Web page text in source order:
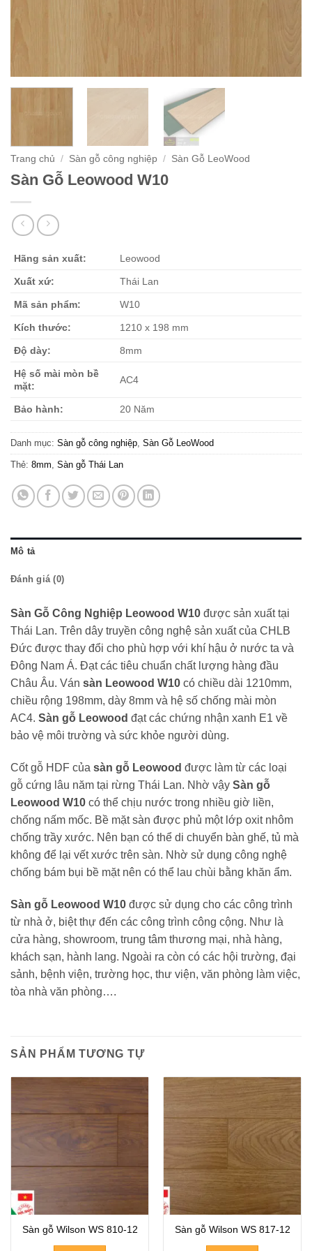
Trang chủ / Sàn gỗ công nghiệp / Sàn Gỗ LeoWood
Sàn Gỗ Leowood W10
Hãng sản xuất: Leowood
Xuất xứ: Thái Lan
Mã sản phẩm: W10
Kích thước: 1210 x 198 mm
Độ dày: 8mm
Hệ số mài mòn bề
mặt:
AC4
Bảo hành: 20 Năm
Danh mục: Sàn gỗ công nghiệp, Sàn Gỗ LeoWood
Thẻ: 8mm, Sàn gỗ Thái Lan
Mô tả
Đánh giá (0)
Sàn Gỗ Công Nghiệp Leowood W10 được sản xuất tại
Thái Lan. Trên dây truyền công nghệ sản xuất của CHLB
Đức được thay đổi cho phù hợp với khí hậu ở nước ta và
Đông Nam Á. Đạt các tiêu chuẩn chất lượng hàng đầu
Châu Âu. Ván sàn Leowood W10 có chiều dài 1210mm,
chiều rộng 198mm, dày 8mm và hệ số chống mài mòn
AC4. Sàn gỗ Leowood đạt các chứng nhận xanh E1 về
bảo vệ môi trường và sức khỏe người dùng.
Cốt gỗ HDF của sàn gỗ Leowood được làm từ các loại
gỗ cứng lâu năm tại rừng Thái Lan. Nhờ vậy Sàn gỗ
Leowood W10 có thể chịu nước trong nhiều giờ liền,
chống nấm mốc. Bề mặt sàn được phủ một lớp oxit nhôm
chống trầy xước. Nên bạn có thể di chuyển bàn ghế, tủ mà
không để lại vết xước trên sàn. Nhờ sử dụng công nghệ
chống bám bụi bề mặt nên có thể lau chùi bằng khăn ẩm.
Sàn gỗ Leowood W10 được sử dụng cho các công trình
từ nhà ở, biệt thự đến các công trình công cộng. Như là
cửa hàng, showroom, trung tâm thương mại, nhà hàng,
khách sạn, hành lang. Ngoài ra còn có các hội trường, đại
sảnh, bệnh viện, trường học, thư viện, văn phòng làm việc,
tòa nhà văn phòng….
SẢN PHẨM TƯƠNG TỰ
Sàn gỗ Wilson WS 810-12 Sàn gỗ Wilson WS 817-12